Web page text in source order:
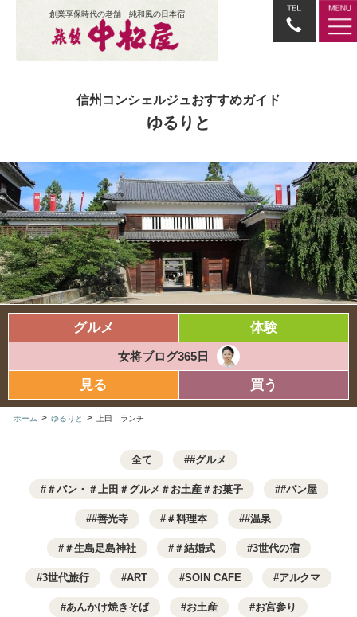
創業享保時代の老舗 純和風の日本宿
信州コンシェルジュおすすめガイド
ゆるりと
グルメ 体験
女将ブログ365日
見る 買う
ホーム > ゆるりと > 上田 ランチ
全て #グルメ
＃パン・＃上田＃グルメ＃お土産＃お菓子 #パン屋
#善光寺 ＃料理本 #温泉
＃生島足島神社 ＃結婚式 3世代の宿
3世代旅行 ART SOIN CAFE アルクマ
あんかけ焼きそば お土産 お宮参り